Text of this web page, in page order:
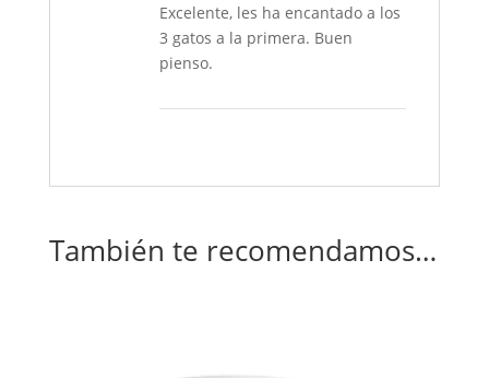
Excelente, les ha encantado a los
3 gatos a la primera. Buen
pienso.
También te recomendamos…